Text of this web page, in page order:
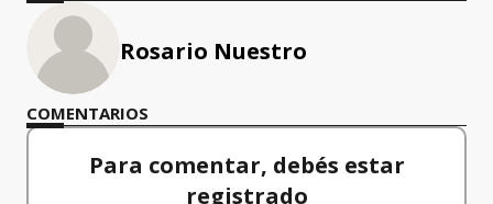
Rosario Nuestro
COMENTARIOS
Para comentar, debés estar
registrado